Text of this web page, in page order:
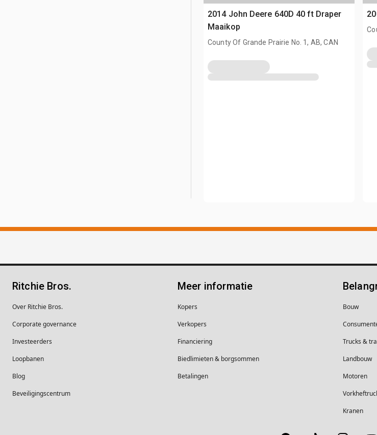
2014 John Deere 640D 40 ft Draper
Maaikop
County Of Grande Prairie No. 1, AB, CAN
Ritchie Bros.
Over Ritchie Bros.
Corporate governance
Investeerders
Loopbanen
Blog
Beveiligingscentrum
Meer informatie
Kopers
Verkopers
Financiering
Biedlimieten & borgsommen
Betalingen
Bouw
Trucks &
Landbouw
Motoren
Kranen